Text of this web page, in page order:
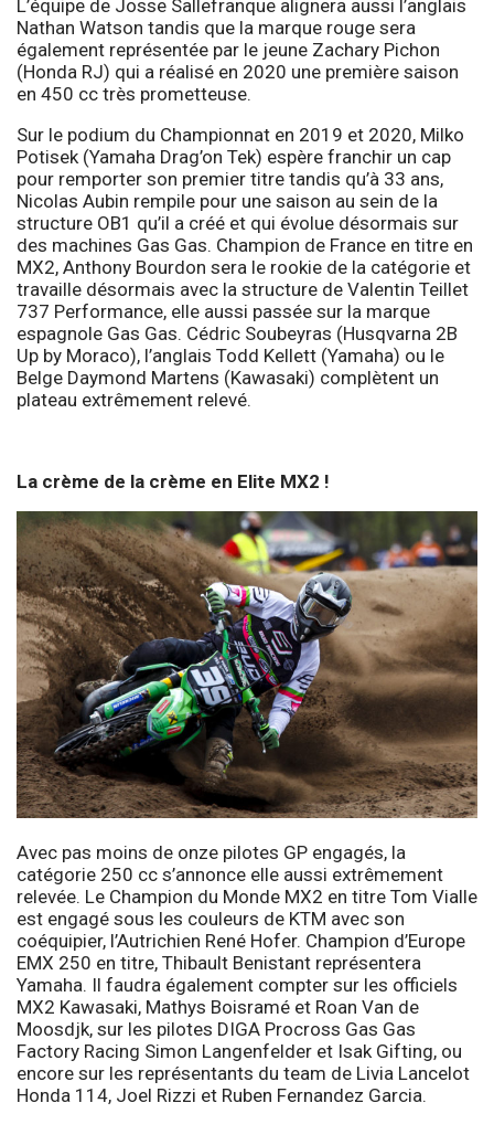
L’équipe de Josse Sallefranque alignera aussi l’anglais
Nathan Watson tandis que la marque rouge sera
également représentée par le jeune Zachary Pichon
(Honda RJ) qui a réalisé en 2020 une première saison
en 450 cc très prometteuse.
Sur le podium du Championnat en 2019 et 2020, Milko
Potisek (Yamaha Drag’on Tek) espère franchir un cap
pour remporter son premier titre tandis qu’à 33 ans,
Nicolas Aubin rempile pour une saison au sein de la
structure OB1 qu’il a créé et qui évolue désormais sur
des machines Gas Gas. Champion de France en titre en
MX2, Anthony Bourdon sera le rookie de la catégorie et
travaille désormais avec la structure de Valentin Teillet
737 Performance, elle aussi passée sur la marque
espagnole Gas Gas. Cédric Soubeyras (Husqvarna 2B
Up by Moraco), l’anglais Todd Kellett (Yamaha) ou le
Belge Daymond Martens (Kawasaki) complètent un
plateau extrêmement relevé.
La crème de la crème en Elite MX2 !
Avec pas moins de onze pilotes GP engagés, la
catégorie 250 cc s’annonce elle aussi extrêmement
relevée. Le Champion du Monde MX2 en titre Tom Vialle
est engagé sous les couleurs de KTM avec son
coéquipier, l’Autrichien René Hofer. Champion d’Europe
EMX 250 en titre, Thibault Benistant représentera
Yamaha. Il faudra également compter sur les officiels
MX2 Kawasaki, Mathys Boisramé et Roan Van de
Moosdjk, sur les pilotes DIGA Procross Gas Gas
Factory Racing Simon Langenfelder et Isak Gifting, ou
encore sur les représentants du team de Livia Lancelot
Honda 114, Joel Rizzi et Ruben Fernandez Garcia.